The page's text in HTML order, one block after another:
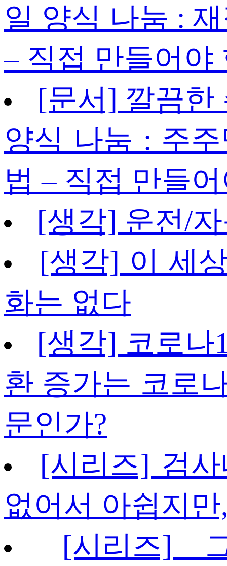
일 양식 나눔 :
– 직접 만들어야
[문서] 깔끔한
양식 나눔 : 주
법 – 직접 만들
[생각] 운전/
[생각] 이 세
화는 없다
[생각] 코로나
환 증가는 코로
문인가?
[시리즈] 검
없어서 아쉽지
[시리즈]